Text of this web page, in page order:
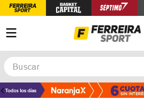
Buscar
TÉRMINOS MÁS BUSCADOS